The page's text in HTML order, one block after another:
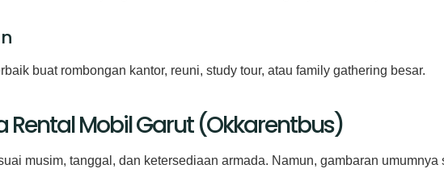
buat rombongan kantor, reuni, study tour, atau family gathering besar.
Rental Mobil Garut (Okkarentbus)
musim, tanggal, dan ketersediaan armada. Namun, gambaran umumnya